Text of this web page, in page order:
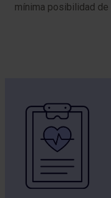
mínima posibilidad de